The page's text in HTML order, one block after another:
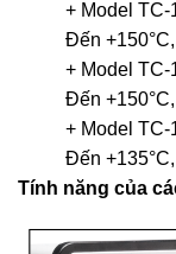
+ Model
Đến
+ Model
Đến
+ Model
Đến
Tính năng của